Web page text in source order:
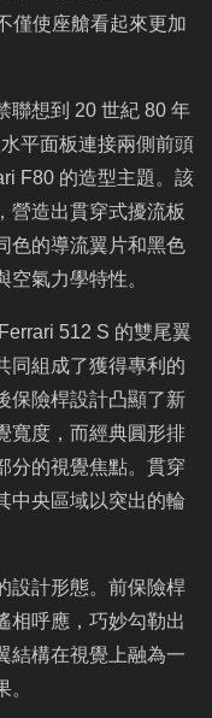
僅使座艙看起來更加
聯想到 20 世紀 80 年
平面板連接兩側前頭
F80 的造型主題。該
營造出貫穿式擾流板
色的導流翼片和黑色
氣力學特性。
Ferrari 512 S 的雙尾翼
同組成了獲得專利的
保險桿設計凸顯了新
寬度，而經典圓形排
分的視覺焦點。貫穿
中央區域以突出的輪
設計形態。前保險桿
相呼應，巧妙勾勒出
結構在視覺上融為一